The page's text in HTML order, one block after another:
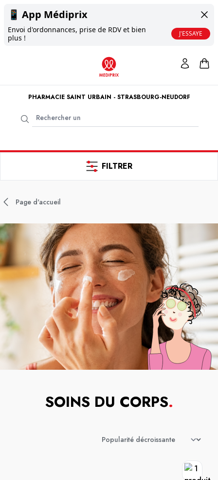
📱 App Médiprix
Envoi d'ordonnances, prise de RDV et bien
plus !
J'ESSAYE
PHARMACIE SAINT URBAIN - STRASBOURG-NEUDORF
FILTRER
Page d'accueil
SOINS DU CORPS.